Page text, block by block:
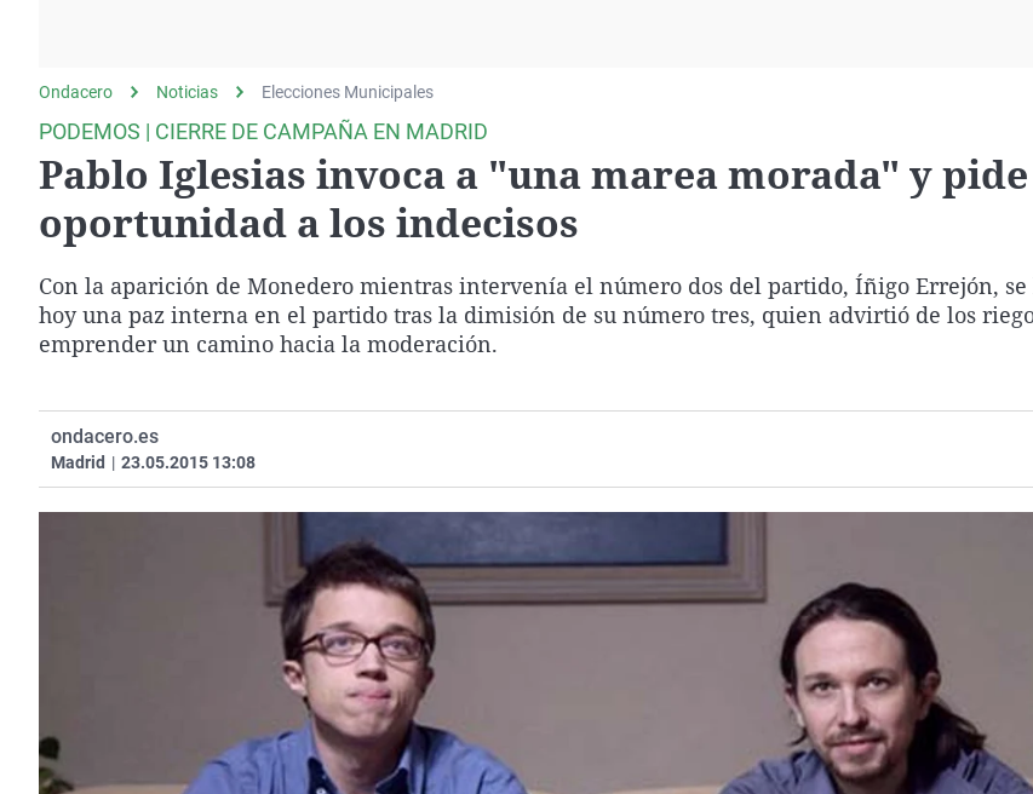
Como el perro y elEquipo de investigación
Operación Viuda
Negra
La Rioja
Navarra
País Vasco
Ondacero Noticias Elecciones Municipales
PODEMOS | CIERRE DE CAMPAÑA EN MADRID
Pablo Iglesias invoca a "una marea morada" y
oportunidad a los indecisos
Con la aparición de Monedero mientras intervenía el número dos del partido, Íñigo Errejón, se
hoy una paz interna en el partido tras la dimisión de su número tres, quien advirtió de los
emprender un camino hacia la moderación.
ondacero.es
Madrid | 23.05.2015 13:08